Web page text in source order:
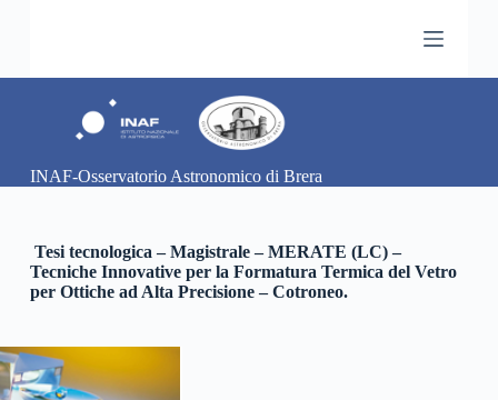
t
oINAF-Osservatorio Astronomico di Brera
Tesi tecnologica – Magistrale – MERATE (LC) –
Tecniche Innovative per la Formatura Termica del Vetro
per Ottiche ad Alta Precisione – Cotroneo.